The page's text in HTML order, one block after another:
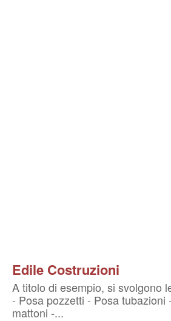
Edile Costruzioni
A titolo di esempio, si svolgono
- Posa pozzetti - Posa tubazioni
mattoni -...